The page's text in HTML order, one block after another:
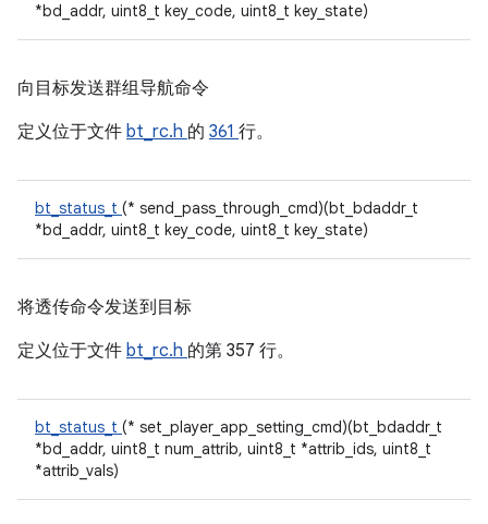
*bd_addr, uint8_t key_code, uint8_t key_state)
向目标发送群组导航命令
定义位于文件 bt_rc.h 的 361 行。
bt_status_t (* send_pass_through_cmd)(bt_bdaddr_t
*bd_addr, uint8_t key_code, uint8_t key_state)
将透传命令发送到目标
定义位于文件 bt_rc.h 的第 357 行。
bt_status_t (* set_player_app_setting_cmd)(bt_bdaddr_t
*bd_addr, uint8_t num_attrib, uint8_t *attrib_ids, uint8_t
*attrib_vals)